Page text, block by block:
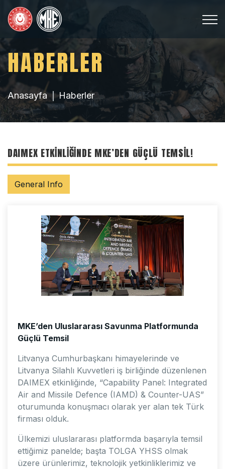
HABERLER
Anasayfa Haberler
DAIMEX ETKİNLİĞİNDE MKE’DEN GÜÇLÜ TEMSİL!
General Info
MKE’den Uluslararası Savunma Platformunda
Güçlü Temsil
Litvanya Cumhurbaşkanı himayelerinde ve
Litvanya Silahlı Kuvvetleri iş birliğinde düzenlenen
DAIMEX etkinliğinde, “Capability Panel: Integrated
Air and Missile Defence (IAMD) & Counter-UAS”
oturumunda konuşmacı olarak yer alan tek Türk
firması olduk.
Ülkemizi uluslararası platformda başarıyla temsil
ettiğimiz panelde; başta TOLGA YHSS olmak
üzere ürünlerimiz, teknolojik yetkinliklerimiz ve